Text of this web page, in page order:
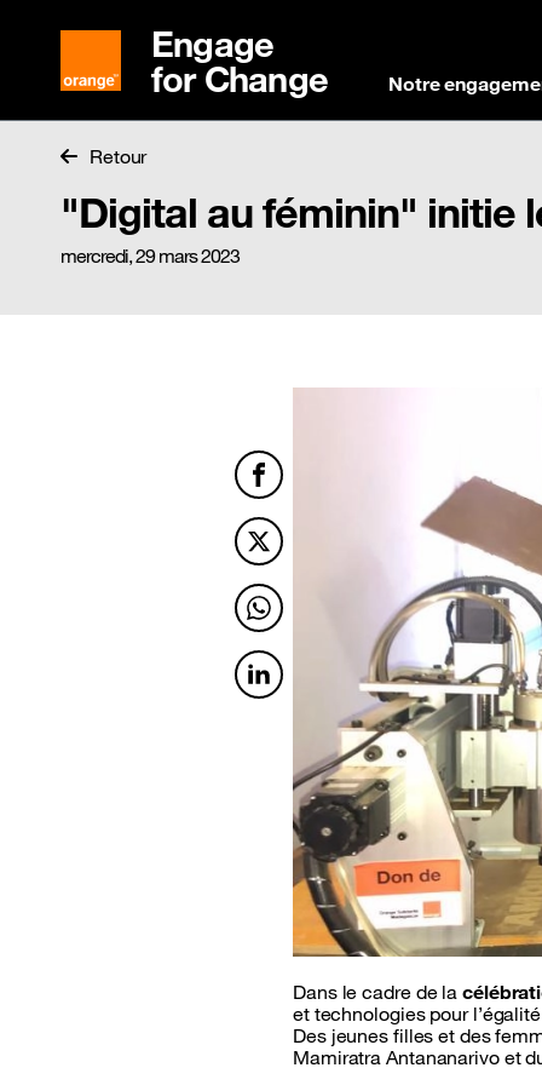
Engage
for Change Notre
Retour
"Digital au féminin" initie
mercredi, 29 mars 2023
Facebook
Twitter
Twitter
Twitter
Dans le cadre de la
et technologies pour
Des jeunes filles et des
Mamiratra Antananarivo et